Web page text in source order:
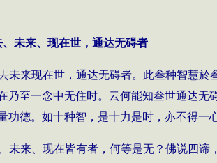
未来、现在世，通达无碍者
未来现在世，通达无碍者。此叁种智慧
乃至一念中无住时。云何能知叁世通达
功德。如十种智，是十力是时，亦不得一
未来、现在皆有者，何等是无？佛说四